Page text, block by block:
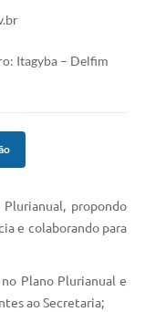
Itagyba – Delfim
propondo
e colaborando para
Plano Plurianual e
ao Secretaria;